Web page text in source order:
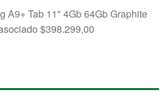
A9+ Tab 11" 4Gb 64Gb Graphite
$398.299,00